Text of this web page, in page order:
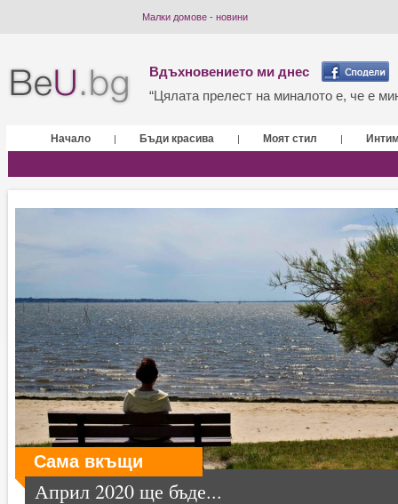
Малки домове - новини
Вдъхновението ми днес
“Цялата прелест на миналото е, че е
Начало | Бъди красива | Моят стил |
Сама вкъщи
Април 2020 ще бъде...